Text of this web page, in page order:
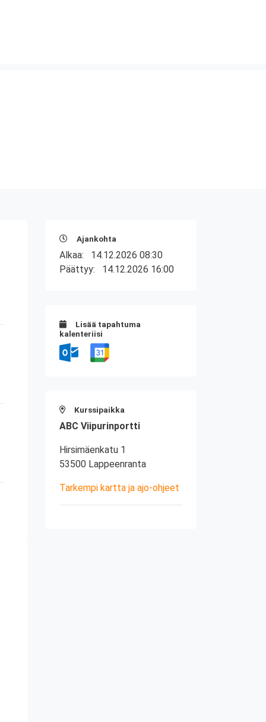
Ajankohta
Alkaa: 14.12.2026 08:30
Päättyy: 14.12.2026 16:00
Lisää tapahtuma
kalenteriisi
Kurssipaikka
ABC Viipurinportti
Hirsimäenkatu 1
53500 Lappeenranta
Tarkempi kartta ja ajo-ohjeet